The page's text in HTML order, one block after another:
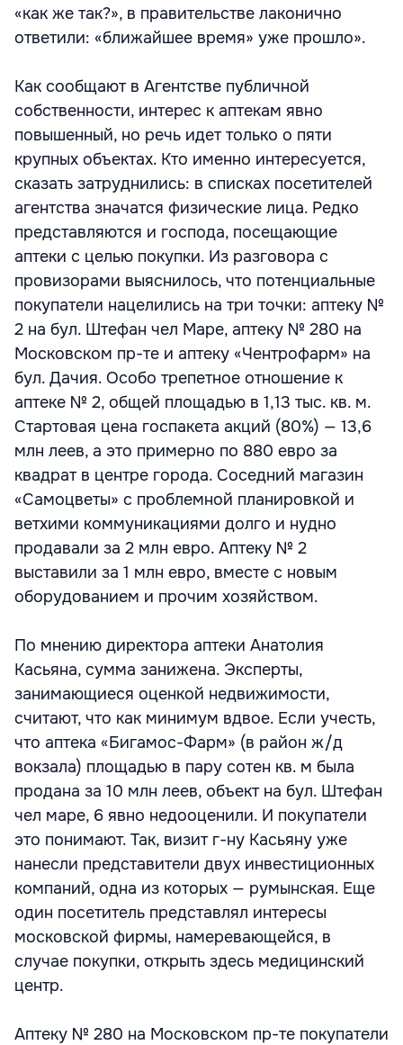
«как же так?», в правительстве лаконично
ответили: «ближайшее время» уже прошло».
Как сообщают в Агентстве публичной
собственности, интерес к аптекам явно
повышенный, но речь идет только о пяти
крупных объектах. Кто именно интересуется,
сказать затруднились: в списках посетителей
агентства значатся физические лица. Редко
представляются и господа, посещающие
аптеки с целью покупки. Из разговора с
провизорами выяснилось, что потенциальные
покупатели нацелились на три точки: аптеку №
2 на бул. Штефан чел Маре, аптеку № 280 на
Московском пр-те и аптеку «Чентрофарм» на
бул. Дачия. Особо трепетное отношение к
аптеке № 2, общей площадью в 1,13 тыс. кв. м.
Стартовая цена госпакета акций (80%) — 13,6
млн леев, а это примерно по 880 евро за
квадрат в центре города. Соседний магазин
«Самоцветы» с проблемной планировкой и
ветхими коммуникациями долго и нудно
продавали за 2 млн евро. Аптеку № 2
выставили за 1 млн евро, вместе с новым
оборудованием и прочим хозяйством.
По мнению директора аптеки Анатолия
Касьяна, сумма занижена. Эксперты,
занимающиеся оценкой недвижимости,
считают, что как минимум вдвое. Если учесть,
что аптека «Бигамос-Фарм» (в район ж/д
вокзала) площадью в пару сотен кв. м была
продана за 10 млн леев, объект на бул. Штефан
чел маре, 6 явно недооценили. И покупатели
это понимают. Так, визит г-ну Касьяну уже
нанесли представители двух инвестиционных
компаний, одна из которых — румынская. Еще
один посетитель представлял интересы
московской фирмы, намеревающейся, в
случае покупки, открыть здесь медицинский
центр.
Аптеку № 280 на Московском пр-те покупатели